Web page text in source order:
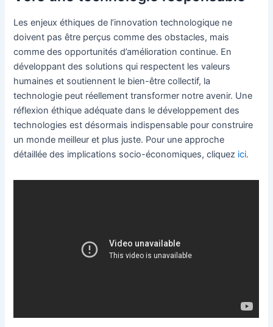
Les enjeux éthiques de l’innovation technologique ne
doivent pas être perçus comme des obstacles, mais
comme des opportunités d’amélioration continue. En
développant des solutions qui respectent les valeurs
humaines et soutiennent le bien-être collectif, la
technologie peut réellement transformer notre avenir. Une
réflexion éthique adéquate dans le développement des
technologies est désormais indispensable pour construire
un monde meilleur et plus juste. Pour une approche
détaillée des implications socio-économiques, cliquez ici.